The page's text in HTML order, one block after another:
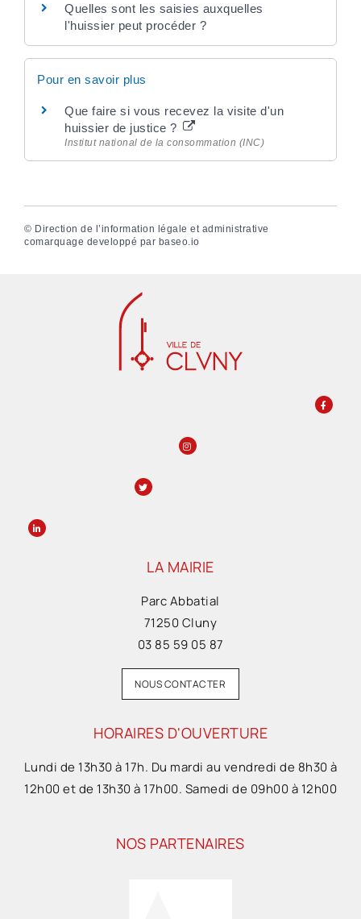
Quelles sont les saisies auxquelles
l'huissier peut procéder ?
Pour en savoir plus
Que faire si vous recevez la visite d'un
huissier de justice ?
Institut national de la consommation (INC)
© Direction de l’information légale et administrative
comarquage developpé par baseo.io
LA MAIRIE
Parc Abbatial
71250 Cluny
03 85 59 05 87
NOUS CONTACTER
HORAIRES D'OUVERTURE
Lundi de 13h30 à 17h. Du mardi au vendredi de 8h30 à
12h00 et de 13h30 à 17h00. Samedi de 09h00 à 12h00
NOS PARTENAIRES